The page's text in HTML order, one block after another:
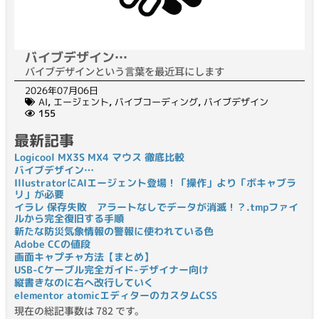
バイブデザイン…
バイブデザインという言葉を最近耳にします
2026年07月06日
AI, エージェント, バイブコーディング, バイブデザイン
155
最新記事
Logicool MX3S MX4 マウス 徹底比較
バイブデザイン…
IllustratorにAIエージェント登場！「操作」より「ボキャブラ
リ」が必要
イラレ 保存失敗 アラートなしでデータが消滅！？.tmpファイ
ルから完全復旧する手順
新たな防災気象情報の警報に使われている色
Adobe CCの値段
画面キャプチャ方法【まとめ】
USB-Cケーブル完全ガイド-デザイナー向け
縦書きなのに右へ改行していく
elementor atomicエディターのカスタムCSS
現在の総記事数は 782 です。